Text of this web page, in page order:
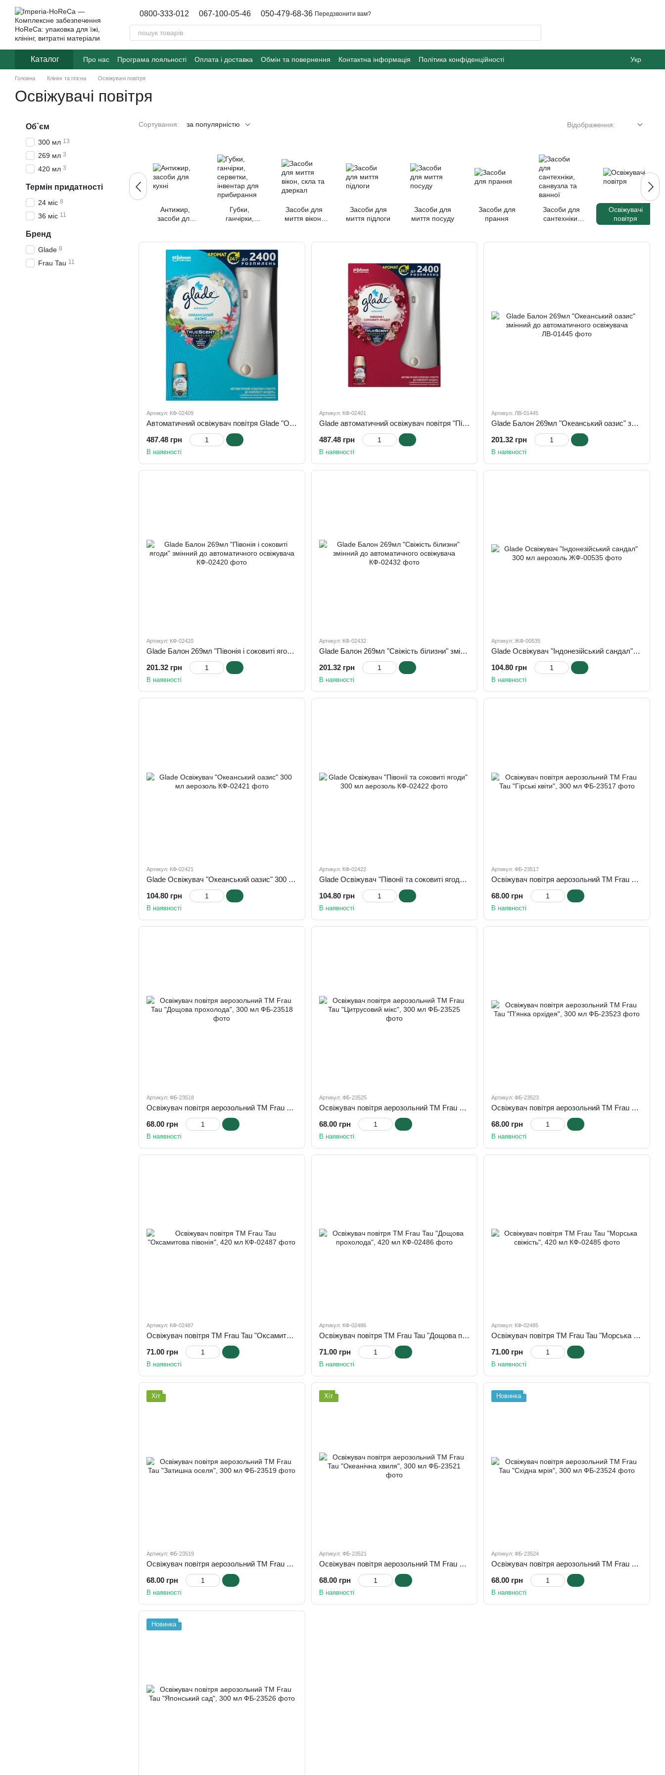
Перейти до основного контенту
0800-333-012 067-100-05-46 050-479-68-36 Передзвонити вам?
Каталог Про нас Програма лояльності Оплата і доставка Обмін та повернення Контактна інформація
Політика конфіденційності
Договір публічної оферти
Блог
Укр
Головна Клінінг та гігієна Освіжувачі повітря
Освіжувачі повітря
Сортування: за популярністю Відображення:
Антижир,
засоби для
Губки,
ганчірки,
Засоби для
миття вікон,
Засоби для
миття підлоги
Засоби для
миття посуду
Засоби для
прання
Засоби для
сантехніки,
Освіжувачі
повітря
Артикул: КФ-02409
Автоматичний освіжувач повітря Glade "Океанський Оазис"
487.48 грн
В наявності
Артикул: КФ-02401
Glade автоматичний освіжувач повітря "Півонія и Соковиті ягоди"
487.48 грн
В наявності
Артикул: ЛВ-01445
Glade Балон 269мл "Океанський оазис" змінний до автоматичного освіжувача
201.32 грн
В наявності
Артикул: КФ-02420
Glade Балон 269мл "Півонія і соковиті ягоди" змінний до автоматичного освіжувача
201.32 грн
В наявності
Артикул: КФ-02432
Glade Балон 269мл "Свiжicть бiлизни" змінний до автоматичного освіжувача
201.32 грн
В наявності
Артикул: ЖФ-00535
Glade Освiжувач "Індонезійський сандал" 300 мл аерозоль
104.80 грн
В наявності
Артикул: КФ-02421
Glade Освiжувач "Океанський оазис" 300 мл аерозоль
104.80 грн
В наявності
Артикул: КФ-02422
Glade Освiжувач "Півонії та соковиті ягоди" 300 мл аерозоль
104.80 грн
В наявності
Артикул: ФБ-23517
Освіжувач повітря аерозольний ТМ Frau Tau "Гірські квіти", 300 мл
68.00 грн
В наявності
Артикул: ФБ-23518
Освіжувач повітря аерозольний ТМ Frau Tau "Дощова прохолода", 300 мл
68.00 грн
В наявності
Артикул: ФБ-23525
Освіжувач повітря аерозольний ТМ Frau Tau "Цитрусовий мікс", 300 мл
68.00 грн
В наявності
Артикул: ФБ-23523
Освіжувач повітря аерозольний ТМ Frau Tau "П'янка орхідея", 300 мл
68.00 грн
В наявності
Артикул: КФ-02487
Освіжувач повітря ТМ Frau Tau "Оксамитова півонія", 420 мл
71.00 грн
В наявності
Артикул: КФ-02486
Освіжувач повітря ТМ Frau Tau "Дощова прохолода", 420 мл
71.00 грн
В наявності
Артикул: КФ-02485
Освіжувач повітря ТМ Frau Tau "Морська свіжість", 420 мл
71.00 грн
В наявності
Хіт
Артикул: ФБ-23519
Освіжувач повітря аерозольний ТМ Frau Tau "Затишна оселя", 300 мл
68.00 грн
В наявності
Хіт
Артикул: ФБ-23521
Освіжувач повітря аерозольний ТМ Frau Tau "Океанічна хвиля", 300 мл
68.00 грн
В наявності
Новинка
Артикул: ФБ-23524
Освіжувач повітря аерозольний ТМ Frau Tau "Східна мрія", 300 мл
68.00 грн
В наявності
Новинка
Об`єм
300 мл 13
269 мл 3
420 мл 3
Термін придатності
24 міс 8
36 міс 11
Бренд
Glade 8
Frau Tau 11